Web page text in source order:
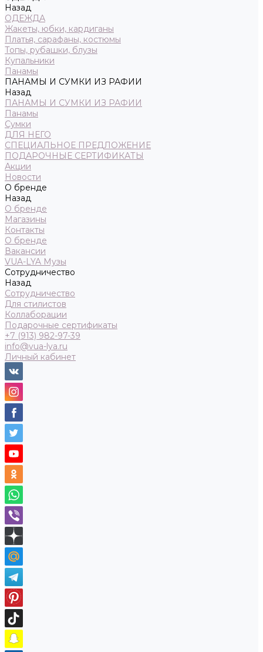
Назад
ОДЕЖДА
Жакеты, юбки, кардиганы
Платья, сарафаны, костюмы
Топы, рубашки, блузы
Купальники
Панамы
ПАНАМЫ И СУМКИ ИЗ РАФИИ
Назад
ПАНАМЫ И СУМКИ ИЗ РАФИИ
Панамы
Сумки
ДЛЯ НЕГО
СПЕЦИАЛЬНОЕ ПРЕДЛОЖЕНИЕ
ПОДАРОЧНЫЕ СЕРТИФИКАТЫ
Акции
Новости
О бренде
Назад
О бренде
Магазины
Контакты
О бренде
Вакансии
VUA-LYA Музы
Сотрудничество
Назад
Сотрудничество
Для стилистов
Коллаборации
Подарочные сертификаты
+7 (913) 982-97-39
info@vua-lya.ru
Личный кабинет